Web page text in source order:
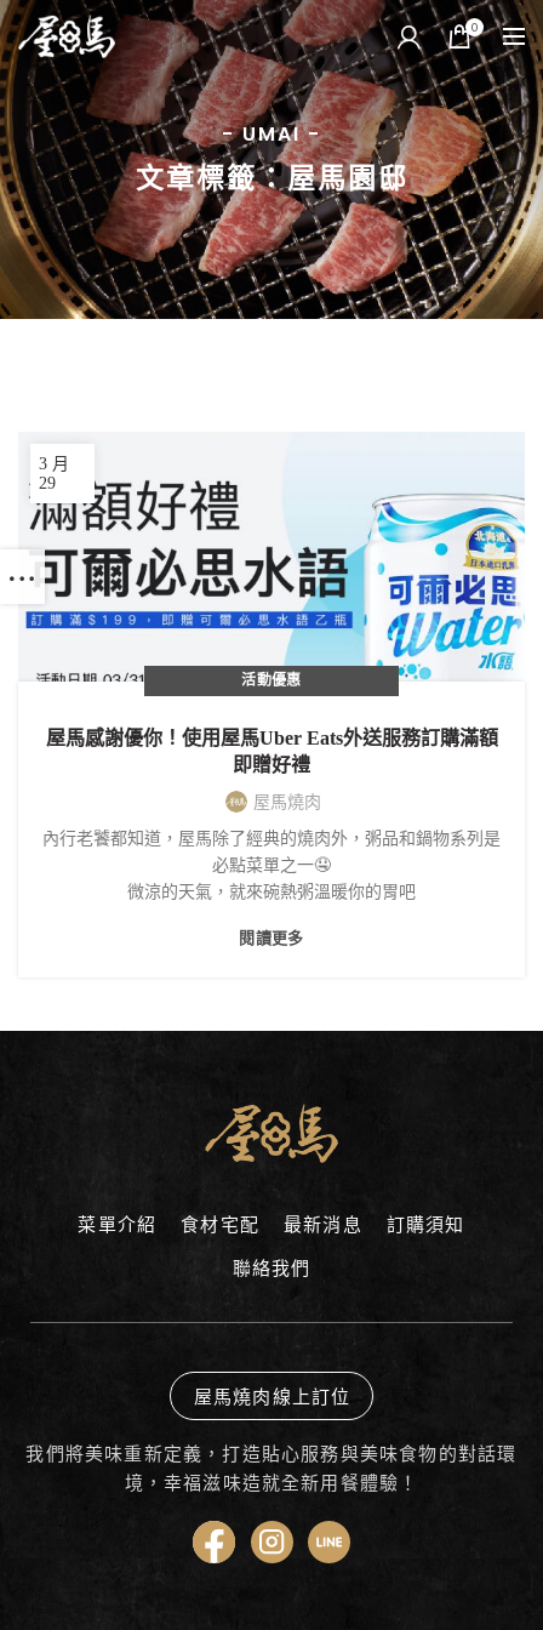
0
- UMAI -
文章標籤：屋馬園邸
29
3 月
活動優惠
屋馬感謝優你！使用屋馬Uber Eats外送服務訂購滿額
即贈好禮
屋馬燒肉
內行老饕都知道，屋馬除了經典的燒肉外，粥品和鍋物系列是
必點菜單之一🤤
微涼的天氣，就來碗熱粥溫暖你的胃吧
閱讀更多
菜單介紹 食材宅配 最新消息
訂購須知
聯絡我們
屋馬燒肉線上訂位
我們將美味重新定義，打造貼心服務與美味食物的對話環
境，幸福滋味造就全新用餐體驗！